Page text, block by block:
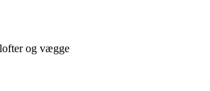
og vægge